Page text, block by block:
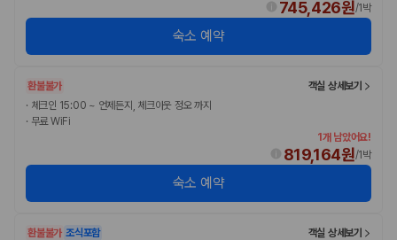
보험 조건, 예약 가능 차량을 한 번에 비교할 수 있습니다.
Q. 제주 렌트카 최저가는 무엇을 기준으로 비교해야 하나요?
Q. 제주공항 근처 렌트카도 비교할 수 있나요?
Q. 가족 여행에는 어떤 제주 렌트카를 비교해야 하나요?
제주렌트카 가격비교 주요 링크
카모아 사이트맵
745,426원/1박
숙소 예약
환불불가
객실 상세보기
· 체크인 15:00 ~ 언제든지, 체크아웃 정오 까지
· 무료 WiFi
1개 남았어요!
819,164원/1박
숙소 예약
환불불가 조식포함
객실 상세보기